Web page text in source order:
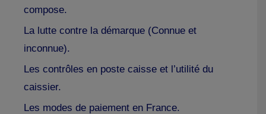
compose.
La lutte contre la démarque (Connue et
inconnue).
Les contrôles en poste caisse et l’utilité du
caissier.
Les modes de paiement en France.